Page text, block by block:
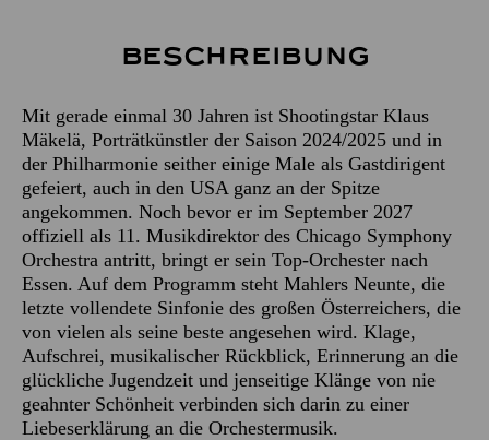
Beschreibung
Mit gerade einmal 30 Jahren ist Shootingstar Klaus
Mäkelä, Porträtkünstler der Saison 2024/2025 und in
der Philharmonie seither einige Male als Gastdirigent
gefeiert, auch in den USA ganz an der Spitze
angekommen. Noch bevor er im September 2027
offiziell als 11. Musikdirektor des Chicago Symphony
Orchestra antritt, bringt er sein Top-Orchester nach
Essen. Auf dem Programm steht Mahlers Neunte, die
letzte vollendete Sinfonie des großen Österreichers, die
von vielen als seine beste angesehen wird. Klage,
Aufschrei, musikalischer Rückblick, Erinnerung an die
glückliche Jugendzeit und jenseitige Klänge von nie
geahnter Schönheit verbinden sich darin zu einer
Liebeserklärung an die Orchestermusik.